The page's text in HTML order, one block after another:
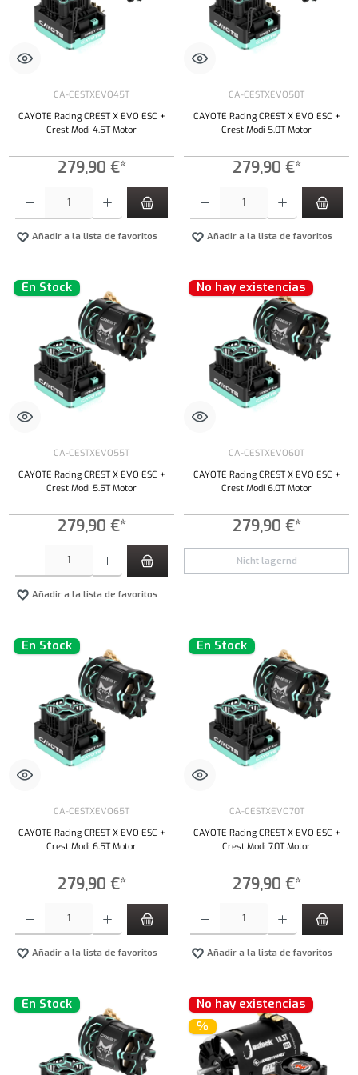
CA-CESTXEVO45T
CAYOTE Racing CREST X EVO ESC +
Crest Modi 4.5T Motor
279,90 €*
Añadir a la lista de favoritos
CA-CESTXEVO50T
CAYOTE Racing CREST X EVO ESC +
Crest Modi 5.0T Motor
279,90 €*
Añadir a la lista de favoritos
En Stock
CA-CESTXEVO55T
CAYOTE Racing CREST X EVO ESC +
Crest Modi 5.5T Motor
279,90 €*
Cantidad del producto: introduce la cantidad deseada o usa los botones para aumentar o
Añadir a la lista de favoritos
No hay existencias
CA-CESTXEVO60T
CAYOTE Racing CREST X EVO ESC +
Crest Modi 6.0T Motor
279,90 €*
Nicht lagernd
En Stock
CA-CESTXEVO65T
CAYOTE Racing CREST X EVO ESC +
Crest Modi 6.5T Motor
279,90 €*
Añadir a la lista de favoritos
En Stock
CA-CESTXEVO70T
CAYOTE Racing CREST X EVO ESC +
Crest Modi 7.0T Motor
279,90 €*
Añadir a la lista de favoritos
En Stock
No hay existencias
%